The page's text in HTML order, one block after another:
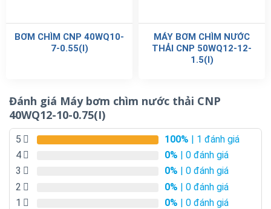
BƠM CHÌM CNP 40WQ10-
7-0.55(I)
MÁY BƠM CHÌM NƯỚC
THẢI CNP 50WQ12-12-
1.5(I)
Đánh giá Máy bơm chìm nước thải CNP
40WQ12-10-0.75(I)
5 100% | 1 đánh giá
4
0% | 0 đánh giá
3
0% | 0 đánh giá
2
0% | 0 đánh giá
1
0% | 0 đánh giá